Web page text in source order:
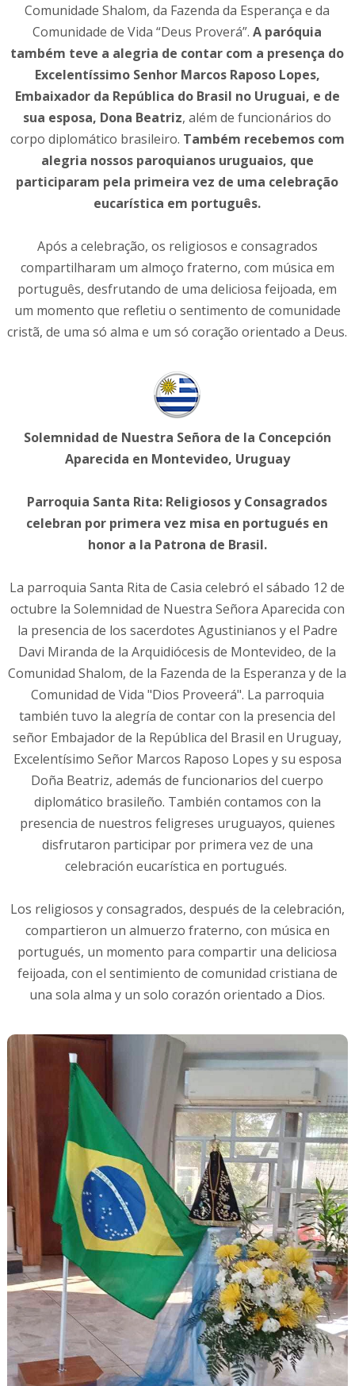
Comunidade Shalom, da Fazenda da Esperança e da
Comunidade de Vida “Deus Proverá”.A paróquia
também teve a alegria de contar com a presença do
Excelentíssimo Senhor Marcos Raposo Lopes,
Embaixador da República do Brasil no Uruguai, e de
sua esposa, Dona Beatriz, além de funcionários do
corpo diplomático brasileiro. Também recebemos com
alegria nossos paroquianos uruguaios, que
participaram pela primeira vez de uma celebração
eucarística em português.
Após a celebração, os religiosos e consagrados
compartilharam um almoço fraterno, com música em
português, desfrutando de uma deliciosa feijoada, em
um momento que refletiu o sentimento de comunidade
cristã, de uma só alma e um só coração orientado a Deus.
Solemnidad de Nuestra Señora de la Concepción
Aparecida en Montevideo, Uruguay
Parroquia Santa Rita: Religiosos y Consagrados
celebran por primera vez misa en portugués en
honor a la Patrona de Brasil.
La parroquia Santa Rita de Casia celebró el sábado 12 de
octubre la Solemnidad de Nuestra Señora Aparecida con
la presencia de los sacerdotes Agustinianos y el Padre
Davi Miranda de la Arquidiócesis de Montevideo, de la
Comunidad Shalom, de la Fazenda de la Esperanza y de la
Comunidad de Vida "Dios Proveerá". La parroquia
también tuvo la alegría de contar con la presencia del
señor Embajador de la República del Brasil en Uruguay,
Excelentísimo Señor Marcos Raposo Lopes y su esposa
Doña Beatriz, además de funcionarios del cuerpo
diplomático brasileño. También contamos con la
presencia de nuestros feligreses uruguayos, quienes
disfrutaron participar por primera vez de una
celebración eucarística en portugués.
Los religiosos y consagrados, después de la celebración,
compartieron un almuerzo fraterno, con música en
portugués, un momento para compartir una deliciosa
feijoada, con el sentimiento de comunidad cristiana de
una sola alma y un solo corazón orientado a Dios.